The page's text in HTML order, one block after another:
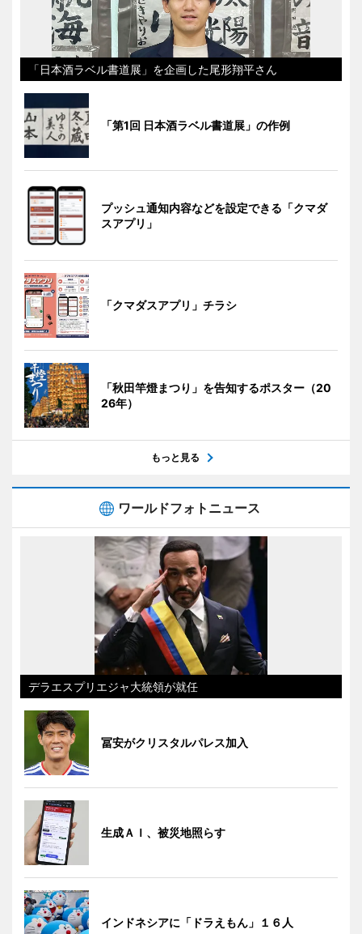
「日本酒ラベル書道展」を企画した尾形翔平さん
「第1回 日本酒ラベル書道展」の作例
プッシュ通知内容などを設定できる「クマダ
スアプリ」
「クマダスアプリ」チラシ
「秋田竿燈まつり」を告知するポスター（20
26年）
もっと見る
ワールドフォトニュース
デラエスプリエジャ大統領が就任
冨安がクリスタルパレス加入
生成ＡＩ、被災地照らす
インドネシアに「ドラえもん」１６人